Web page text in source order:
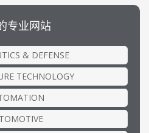
专业网站
& DEFENSE
TECHNOLOGY